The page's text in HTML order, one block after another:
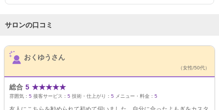
サロンの口コミ
サロンPick Up
おくゆうさん
（女性/50代）
総合 5 ★★★★★
雰囲気： 5 接客サービス： 5 技術・仕上がり： 5 メニュー・料金： 5